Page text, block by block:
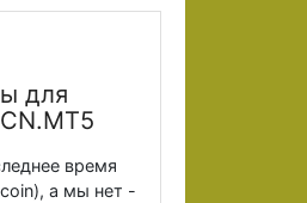
для
время
а мы нет -